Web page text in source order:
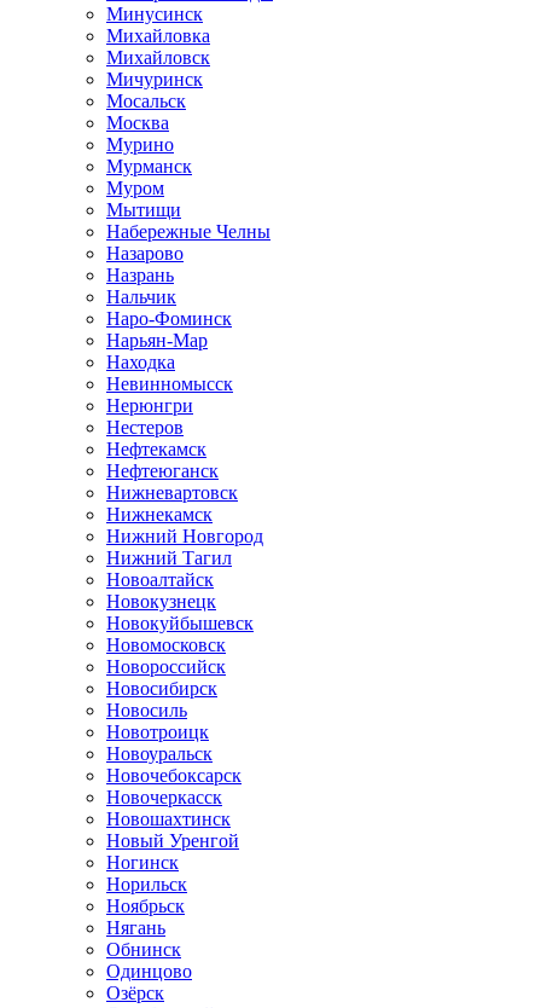
Минусинск
Михайловка
Михайловск
Мичуринск
Мосальск
Москва
Мурино
Мурманск
Муром
Мытищи
Набережные Челны
Назарово
Назрань
Нальчик
Наро-Фоминск
Нарьян-Мар
Находка
Невинномысск
Нерюнгри
Нестеров
Нефтекамск
Нефтеюганск
Нижневартовск
Нижнекамск
Нижний Новгород
Нижний Тагил
Новоалтайск
Новокузнецк
Новокуйбышевск
Новомосковск
Новороссийск
Новосибирск
Новосиль
Новотроицк
Новоуральск
Новочебоксарск
Новочеркасск
Новошахтинск
Новый Уренгой
Ногинск
Норильск
Ноябрьск
Нягань
Обнинск
Одинцово
Озёрск